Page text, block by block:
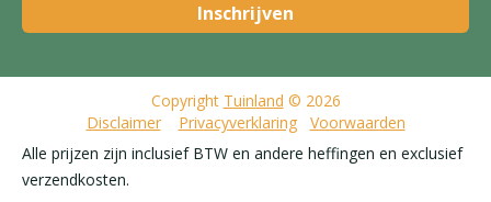
Copyright Tuinland © 2026
Disclaimer
Privacyverklaring
Voorwaarden
Alle prijzen zijn inclusief BTW en andere heffingen en exclusief
verzendkosten.